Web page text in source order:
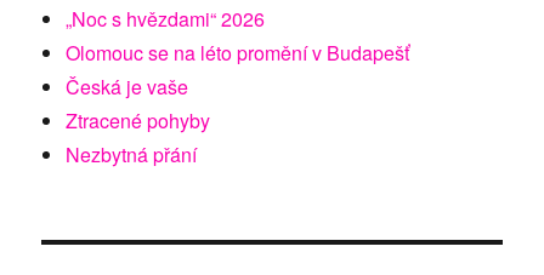
„Noc s hvězdami“ 2026
Olomouc se na léto promění v Budapešť
Česká je vaše
Ztracené pohyby
Nezbytná přání